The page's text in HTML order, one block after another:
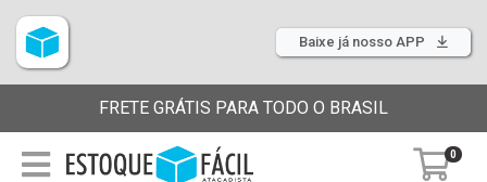
Baixe já nosso APP
FRETE GRÁTIS PARA TODO O BRASIL
0